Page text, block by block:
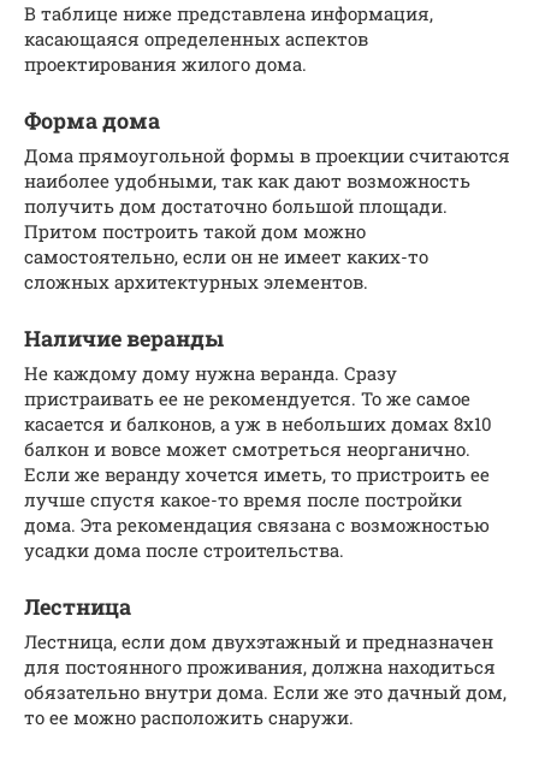
В таблице ниже представлена информация,
касающаяся определенных аспектов
проектирования жилого дома.
Форма дома
Дома прямоугольной формы в проекции считаются
наиболее удобными, так как дают возможность
получить дом достаточно большой площади.
Притом построить такой дом можно
самостоятельно, если он не имеет каких-то
сложных архитектурных элементов.
Наличие веранды
Не каждому дому нужна веранда. Сразу
пристраивать ее не рекомендуется. То же самое
касается и балконов, а уж в небольших домах 8х10
балкон и вовсе может смотреться неорганично.
Если же веранду хочется иметь, то пристроить ее
лучше спустя какое-то время после постройки
дома. Эта рекомендация связана с возможностью
усадки дома после строительства.
Лестница
Лестница, если дом двухэтажный и предназначен
для постоянного проживания, должна находиться
обязательно внутри дома. Если же это дачный дом,
то ее можно расположить снаружи.